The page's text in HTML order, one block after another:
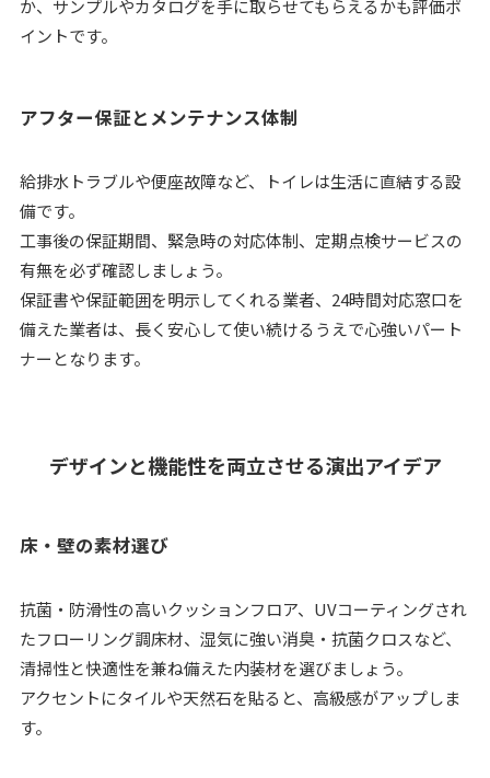
か、サンプルやカタログを手に取らせてもらえるかも評価ポ
イントです。
アフター保証とメンテナンス体制
給排水トラブルや便座故障など、トイレは生活に直結する設
備です。
工事後の保証期間、緊急時の対応体制、定期点検サービスの
有無を必ず確認しましょう。
保証書や保証範囲を明示してくれる業者、24時間対応窓口を
備えた業者は、長く安心して使い続けるうえで心強いパート
ナーとなります。
デザインと機能性を両立させる演出アイデア
床・壁の素材選び
抗菌・防滑性の高いクッションフロア、UVコーティングされ
たフローリング調床材、湿気に強い消臭・抗菌クロスなど、
清掃性と快適性を兼ね備えた内装材を選びましょう。
アクセントにタイルや天然石を貼ると、高級感がアップしま
す。